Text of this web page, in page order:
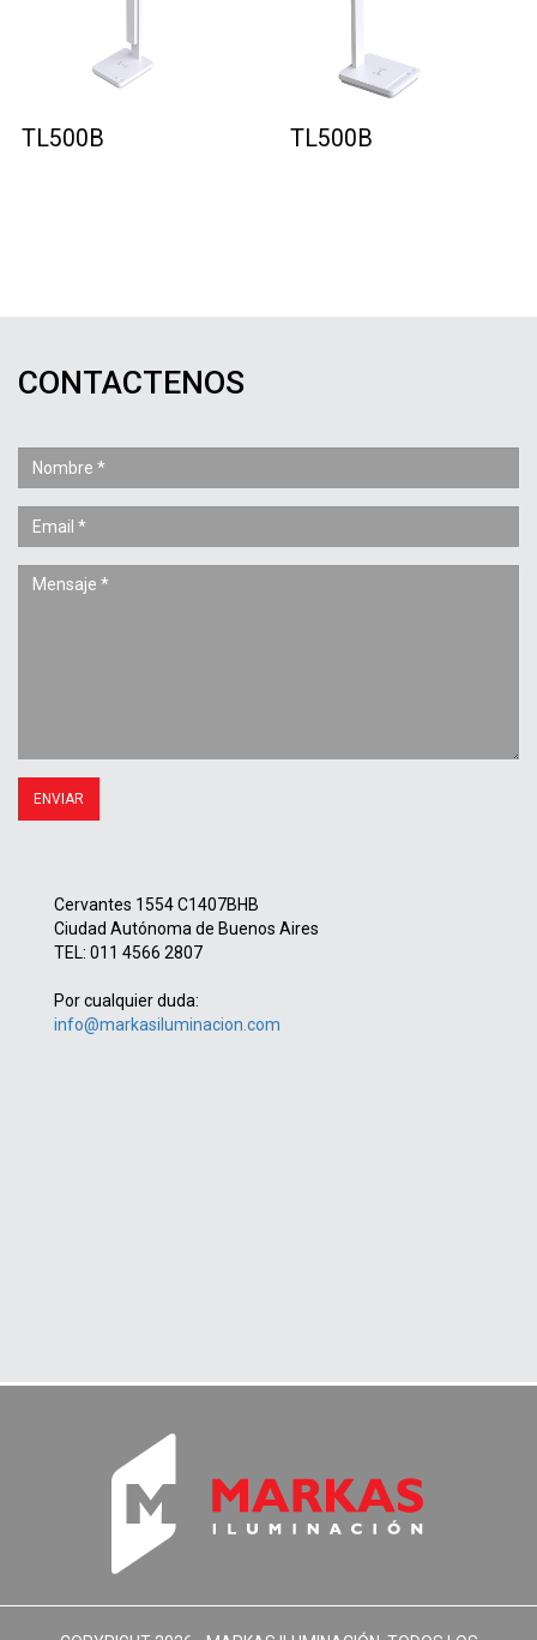
TL500B TL500B
CONTACTENOS
Cervantes 1554 C1407BHB
Ciudad Autónoma de Buenos Aires
TEL: 011 4566 2807
Por cualquier duda:
info@markasiluminacion.com